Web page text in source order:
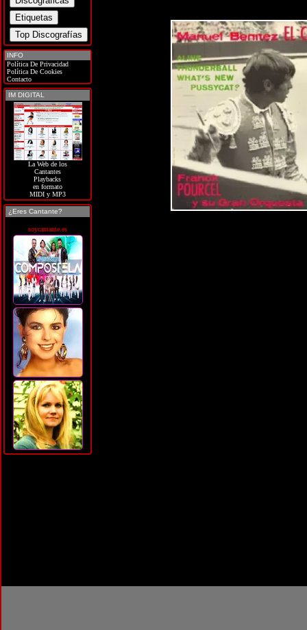
INFO
Política De Privacidad
Política De Cookies
Contacto
IM DIGITAL
La Web de los
Cantantes
Playbacks
en formato
MIDI y MP3
¿Eres Cantante?
soycantante.es